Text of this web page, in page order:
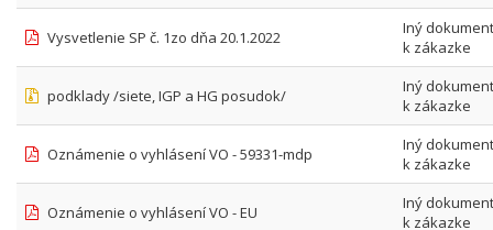
Vysvetlenie SP č. 1zo dňa 20.1.2022
Iný dokument
k zákazke
podklady /siete, IGP a HG posudok/
Iný dokument
k zákazke
Oznámenie o vyhlásení VO - 59331-mdp
Iný dokument
k zákazke
Oznámenie o vyhlásení VO - EU
Iný dokument
k zákazke